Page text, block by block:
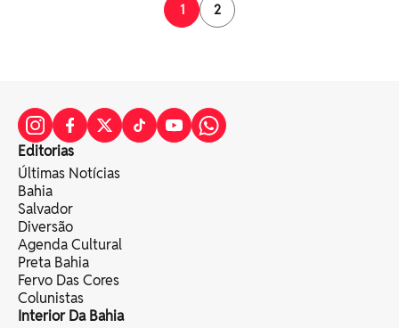
1
2
Editorias
Últimas Notícias
Bahia
Salvador
Diversão
Agenda Cultural
Preta Bahia
Fervo Das Cores
Colunistas
Interior Da Bahia